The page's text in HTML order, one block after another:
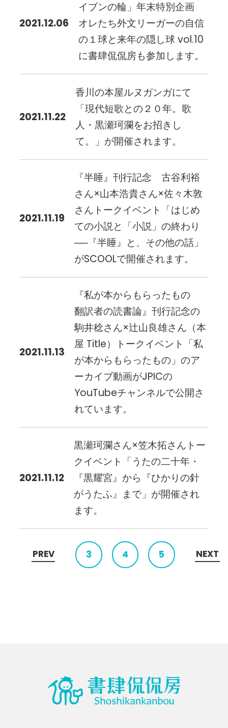
2021.12.06
イブンの輪」年末特別企画
オレたち外文リーガーの自信
の１球と来年の隠し球 vol.10
に書肆侃侃房も参加します。
2021.11.22
香川の本屋ルヌガンガにて
「現代短歌との２０年。歌
人・黒瀬珂瀾をお招きし
て。」が開催されます。
2021.11.19
『半睡』刊行記念 古谷利裕
さん×山本浩貴さん×佐々木敦
さんトークイベント「はじめ
ての小説と「小説」の終わり
──『半睡』と、その他の話」
がSCOOLで開催されます。
2021.11.13
『私が本からもらったもの
翻訳者の読書論』刊行記念の
駒井稔さん×辻山良雄さん（本
屋 Title）トークイベント「私
が本からもらったもの」のア
ーカイブ動画がJPICの
YouTubeチャンネルで公開さ
れています。
2021.11.12
黒瀬珂瀾さん×笠木拓さんトー
クイベント「うたの二十年・
『黒耀宮』から『ひかりの針
がうたふ』まで」が開催され
ます。
PREV NEXT
3 4 5